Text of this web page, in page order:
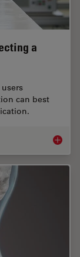
a
can best
Key